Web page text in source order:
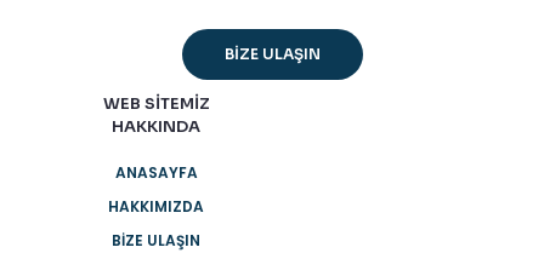
BİZE ULAŞIN
WEB SİTEMİZ
HAKKINDA
ANASAYFA
HAKKIMIZDA
BİZE ULAŞIN